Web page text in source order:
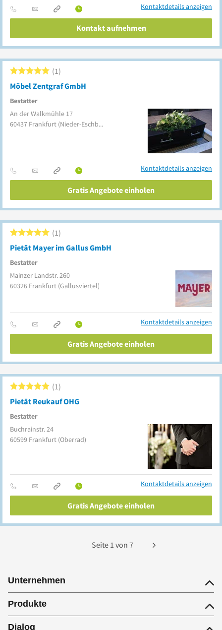
Kontaktdetails anzeigen
Kontakt aufnehmen
Möbel Zentgraf GmbH
Bestatter
1
An der Walkmühle 17
60437 Frankfurt (Nieder-Eschbach)
Kontaktdetails anzeigen
Gratis Angebote einholen
Pietät Mayer im Gallus GmbH
Bestatter
1
Mainzer Landstr. 260
60326 Frankfurt (Gallusviertel)
Kontaktdetails anzeigen
Gratis Angebote einholen
Pietät Reukauf OHG
Bestatter
1
Buchrainstr. 24
60599 Frankfurt (Oberrad)
Kontaktdetails anzeigen
Gratis Angebote einholen
Seite 1 von 7
Unternehmen
Produkte
Dialog